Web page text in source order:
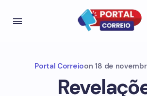
Portal Correioon 18 de